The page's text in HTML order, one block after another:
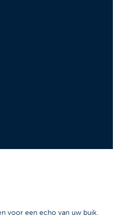
voor een echo van uw buik.